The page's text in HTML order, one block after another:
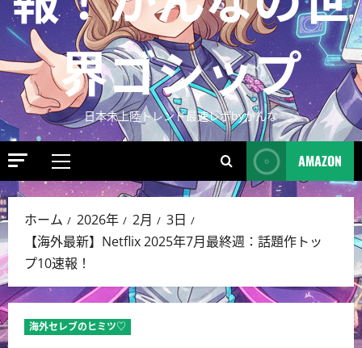
界ゴシップ
日本未上陸トレンド最速レポbyかんな
AMAZON
ホーム 2026年 2月
3日
【海外最新】Netflix 2025年7月最終週：話題作トッ
プ10速報！
海外セレブのヒミツ♡